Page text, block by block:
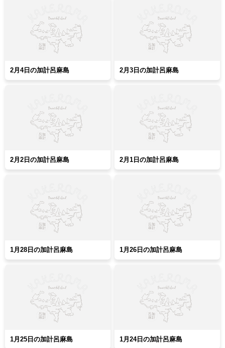
2月4日の加計呂麻島 2月3日の加計呂麻島
2月2日の加計呂麻島 2月1日の加計呂麻島
1月28日の加計呂麻島 1月26日の加計呂麻島
1月25日の加計呂麻島 1月24日の加計呂麻島